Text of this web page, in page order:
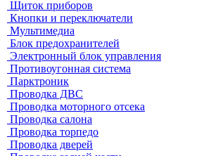
Щиток приборов
Кнопки и переключатели
Мультимедиа
Блок предохранителей
Электронный блок управления
Противоугонная система
Парктроник
Проводка ДВС
Проводка моторного отсека
Проводка салона
Проводка торпедо
Проводка дверей